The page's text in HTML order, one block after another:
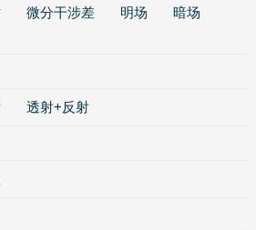
微分干涉差 明场
暗场
透射+反射